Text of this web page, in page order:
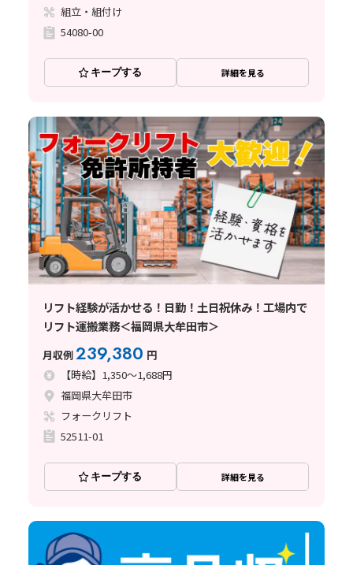
組立・組付け
54080-00
キープする 詳細を見る
リフト経験が活かせる！日勤！土日祝休み！工場内で
リフト運搬業務＜福岡県大牟田市＞
月収例239,380 円
【時給】1,350～1,688円
福岡県大牟田市
フォークリフト
52511-01
キープする 詳細を見る